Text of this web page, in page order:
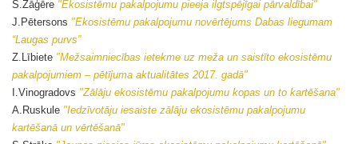
S.Zāģēre "Ekosistēmu pakalpojumu pieeja ilgtspējīgai pārvaldībai"
J.Pētersons "Ekosistēmu pakalpojumu novērtējums Dabas liegumam
“Laugas purvs”
Z.Lībiete "Mežsaimniecības ietekme uz meža un saistīto ekosistēmu
pakalpojumiem – pētījuma aktualitātes 2017. gadā"
I.Vinogradovs "Zālāju ekosistēmu pakalpojumu kopas un to kartēšana"
A.Ruskule "Iedzīvotāju iesaiste zālāju ekosistēmu pakalpojumu
kartēšanā un vērtēšanā"